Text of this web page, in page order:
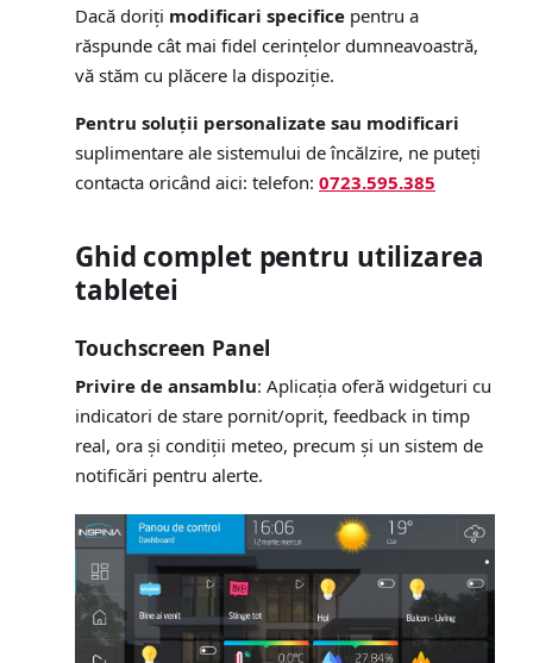
Dacă doriți modificari specifice pentru a
răspunde cât mai fidel cerințelor dumneavoastră,
vă stăm cu plăcere la dispoziție.
Pentru soluții personalizate sau modificari
suplimentare ale sistemului de încălzire, ne puteți
contacta oricând aici: telefon: 0723.595.385
Ghid complet pentru utilizarea
tabletei
Touchscreen Panel
Privire de ansamblu: Aplicația oferă widgeturi cu
indicatori de stare pornit/oprit, feedback in timp
real, ora și condiții meteo, precum și un sistem de
notificări pentru alerte.